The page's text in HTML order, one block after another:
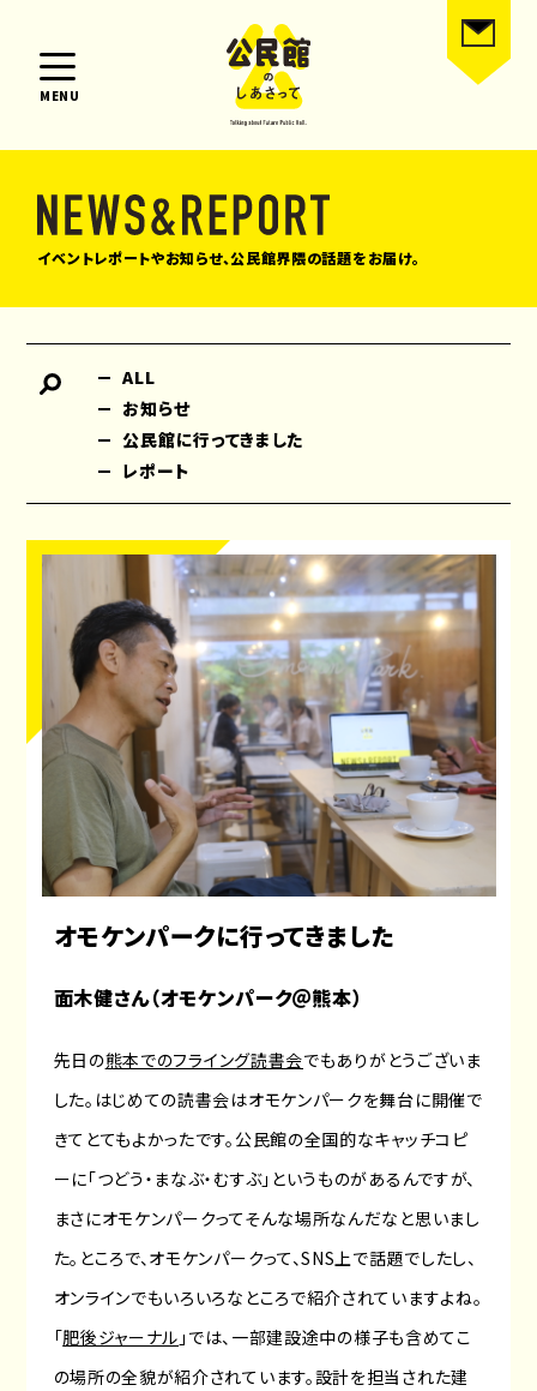
MENU
イベントレポートやお知らせ、公民館界隈の話題をお届け。
ALL
お知らせ
公民館に行ってきました
レポート
オモケンパークに行ってきました
面木健さん（オモケンパーク＠熊本）
先日の熊本でのフライング読書会でもありがとうございま
した。はじめての読書会はオモケンパークを舞台に開催で
きてとてもよかったです。公民館の全国的なキャッチコピ
ーに「つどう・まなぶ・むすぶ」というものがあるんですが、
まさにオモケンパークってそんな場所なんだなと思いまし
た。ところで、オモケンパークって、SNS上で話題でしたし、
オンラインでもいろいろなところで紹介されていますよね。
「肥後ジャーナル 」では、一部建設途中の様子も含めてこ
の場所の全貌が紹介されています。設計を担当された建